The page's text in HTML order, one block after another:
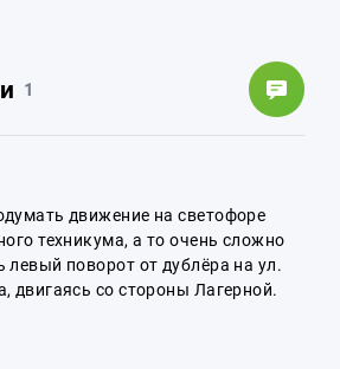
1
движение на светофоре
техникума, а то очень сложно
левый поворот от дублёра на ул.
двигаясь со стороны Лагерной.